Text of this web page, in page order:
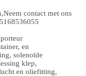
Neem contact met ons
en
solenoïde
klep,
en oliefitting,